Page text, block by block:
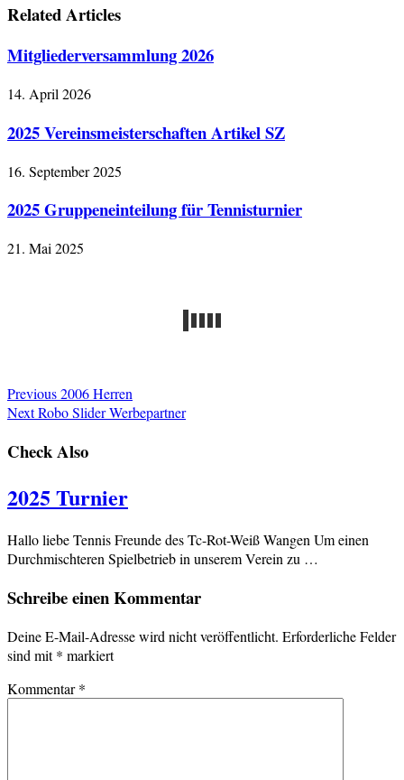
Related Articles
Mitgliederversammlung 2026
14. April 2026
2025 Vereinsmeisterschaften Artikel SZ
16. September 2025
2025 Gruppeneinteilung für Tennisturnier
21. Mai 2025
Previous2006 Herren
NextRobo Slider Werbepartner
Check Also
2025 Turnier
Hallo liebe Tennis Freunde des Tc-Rot-Weiß Wangen Um einen
Durchmischteren Spielbetrieb in unserem Verein zu …
Schreibe einen Kommentar
Deine E-Mail-Adresse wird nicht veröffentlicht. Erforderliche Felder
sind mit* markiert
Kommentar*